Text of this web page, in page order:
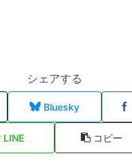
シェアする
Bluesky
LINE コピー